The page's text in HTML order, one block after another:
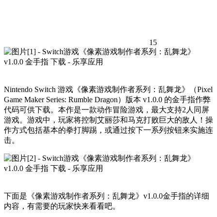
15
Nintendo Switch 游戏《像素游戏制作者系列：乱舞龙》（Pixel
Game Maker Series: Rumble Dragon）版本 v1.0.0 的金手指作弊
代码可供下载。本作是一款动作冒险游戏，最大支持2人同屏
游戏。游戏中，玩家将控制艾丽莎和马克打败巨大的敌人！操
作方式包括基本的拳打脚踢，或通过按下一系列按钮来实施连
击。
下面是《像素游戏制作者系列：乱舞龙》v1.0.0金手指的详细
内容，有需要的玩家快来看看吧。